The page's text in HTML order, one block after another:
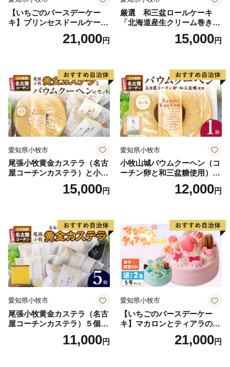
【いちごのバースデーケー
キ】プリンセスドールケーキ
日時指定可 スイーツ デザー
ト 洋菓子 お取り寄せ 愛知県
デコレーションケーキ ホー
ルケーキ 人形 かわいい こど
も
21,000円
厳選 和三盆ロールケーキ
「北海道産生クリーム巻き」
または「北海道産粒あん巻
き」（サイズ：レギュラー）
凍 愛知県 小牧市 アンプチベ
アやぐま
15,000円
愛知県小牧市
尾張小牧黄金カステラ（名古
屋コーチンカステラ）と小牧
山城バウムクーヘン（コーチ
ン卵と和三盆糖使用）のセッ
三盆 小牧銘菓 バウムクーヘ
ン 常温 愛知県 小牧市 アンプ
チベアやぐま
15,000円
愛知県小牧市
小牧山城バウムクーヘン（コ
ーチン卵と和三盆糖使用）
名古屋コーチン バームクー
ヘン 和三盆 小牧銘菓 バウム
12,000円
愛知県小牧市
尾張小牧黄金カステラ（名古
屋コーチンカステラ）５個入
名古屋コーチン カステラ ザ
ラメ 常温 愛知県 小牧市 アン
11,000円
愛知県小牧市
【いちごのバースデーケー
キ】マカロンとティアラのケ
ーキ スイーツ 日時指定可 デ
ザート 洋菓子 お取り寄せ 愛
21,000円